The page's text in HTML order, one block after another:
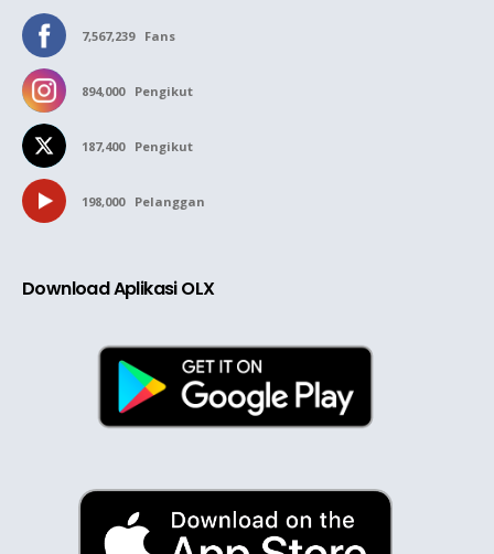
7,567,239 Fans
894,000 Pengikut
187,400 Pengikut
198,000 Pelanggan
Download Aplikasi OLX